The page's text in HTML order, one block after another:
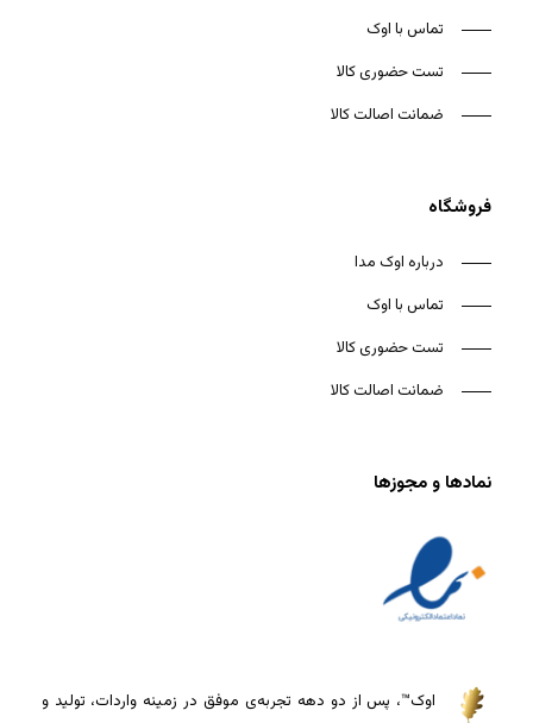
تماس با اوک
تست حضوری کالا
ضمانت اصالت کالا
فروشگاه
درباره اوک مدا
تماس با اوک
تست حضوری کالا
ضمانت اصالت کالا
نمادها و مجوزها
اوک™، پس از دو دهه تجربه‌ی موفق در زمینه واردات، تولید و